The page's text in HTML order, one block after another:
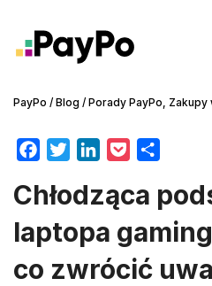
PayPo / Blog / Porady PayPo Zakupy
c
b
o
i
t
e
n
e
d
c
e
t
a
e
Chłodząca
laptopa
co zwrócić